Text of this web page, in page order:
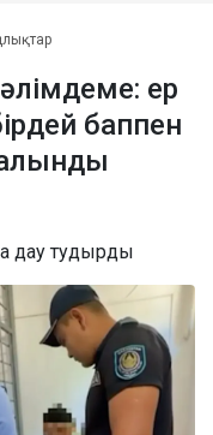
ер
баппен
алынды
дау тудырды